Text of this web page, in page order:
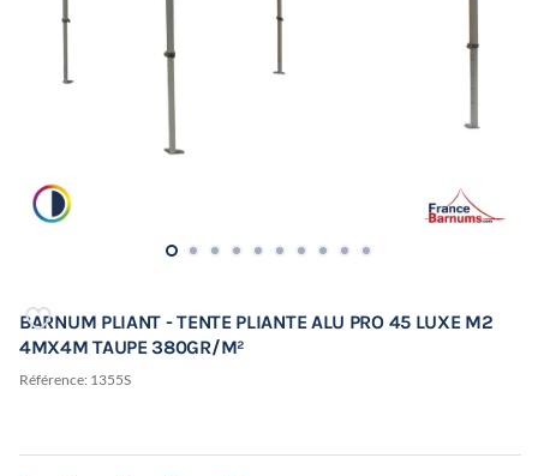
BARNUM PLIANT - TENTE PLIANTE ALU PRO 45 LUXE M2
4MX4M TAUPE 380GR/M²
Référence: 1355S